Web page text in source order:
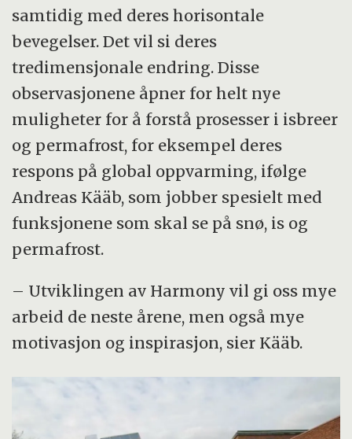
samtidig med deres horisontale
bevegelser. Det vil si deres
tredimensjonale endring. Disse
observasjonene åpner for helt nye
muligheter for å forstå prosesser i isbreer
og permafrost, for eksempel deres
respons på global oppvarming, ifølge
Andreas Kääb, som jobber spesielt med
funksjonene som skal se på snø, is og
permafrost.
– Utviklingen av Harmony vil gi oss mye
arbeid de neste årene, men også mye
motivasjon og inspirasjon, sier Kääb.